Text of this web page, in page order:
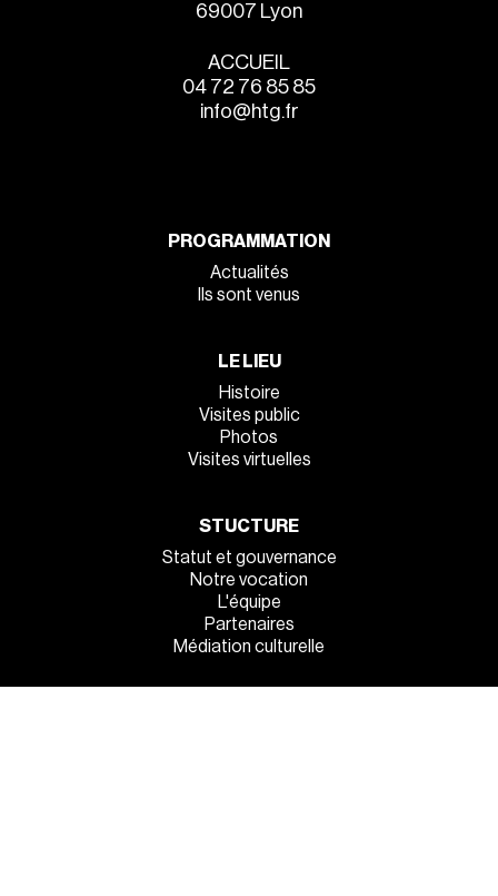
69007 Lyon
ACCUEIL
04 72 76 85 85
info@htg.fr
PROGRAMMATION
Actualités
Ils sont venus
LE LIEU
Histoire
Visites public
Photos
Visites virtuelles
STUCTURE
Statut et gouvernance
Notre vocation
L'équipe
Partenaires
Médiation culturelle